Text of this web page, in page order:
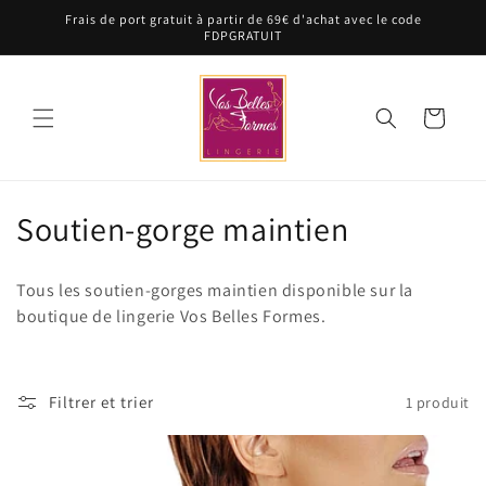
passerFrais de port gratuit à partir de 69€ d'achat avec le code
FDPGRATUIT
Panier
C
l
e
Soutien-gorge maintien
Tous les soutien-gorges maintien disponible sur la
boutique de lingerie Vos Belles Formes.
Filtrer et trier 1 produit